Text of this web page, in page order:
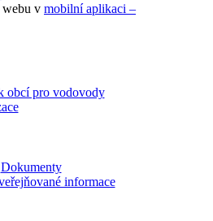
webu v mobilní aplikaci –
Dokumenty
informace